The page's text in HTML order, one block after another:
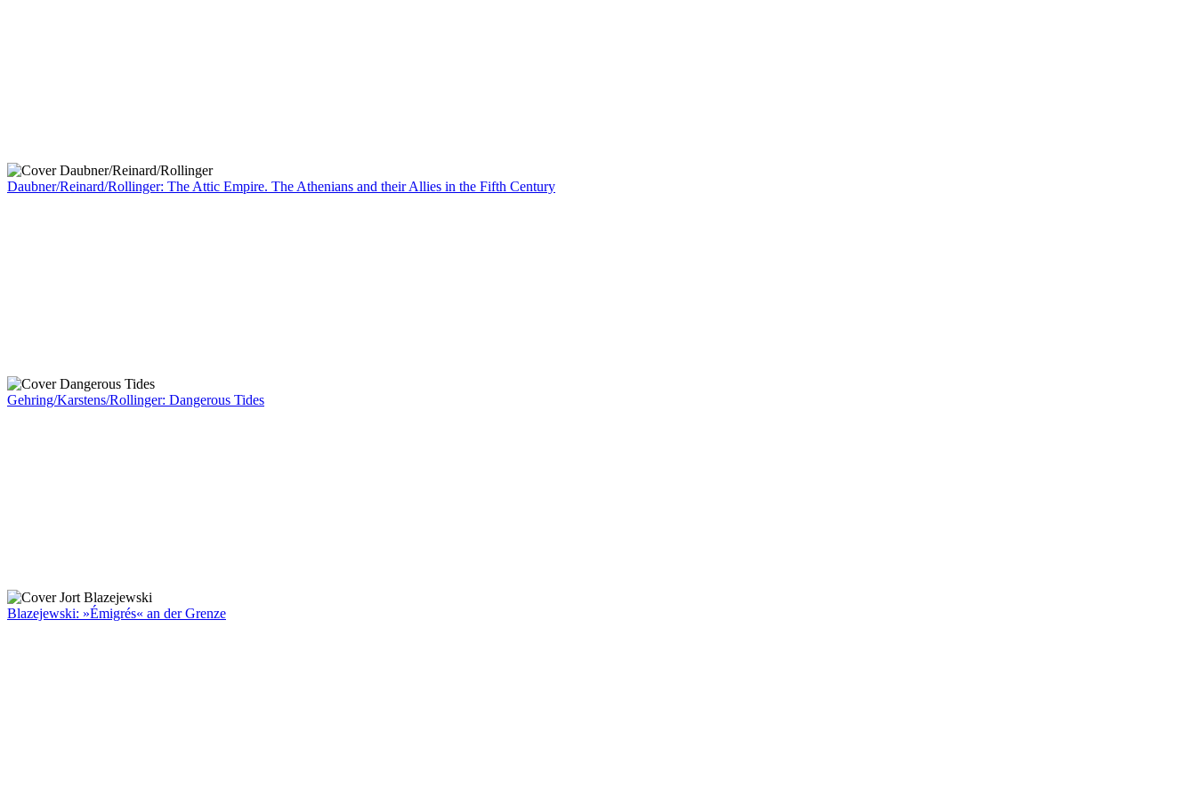
Daubner/Reinard/Rollinger: The Attic Empire. The Athenians and their Allies in the Fifth Century
Gehring/Karstens/Rollinger: Dangerous Tides
Blazejewski: »Émigrés« an der Grenze